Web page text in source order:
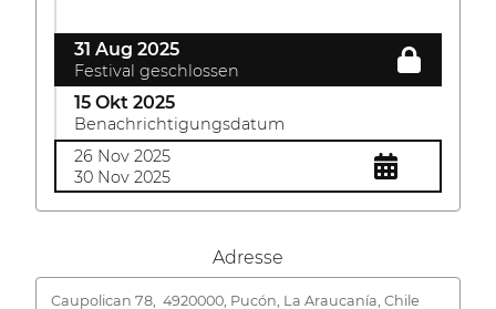
31 Aug 2025
Festival geschlossen
15 Okt 2025
Benachrichtigungsdatum
26 Nov 2025
30 Nov 2025
Adresse
Caupolican 78, 4920000, Pucón, La Araucanía, Chile